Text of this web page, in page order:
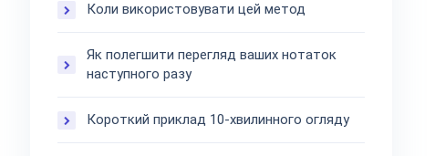
Коли використовувати цей метод
Як полегшити перегляд ваших нотаток
наступного разу
Короткий приклад 10-хвилинного огляду